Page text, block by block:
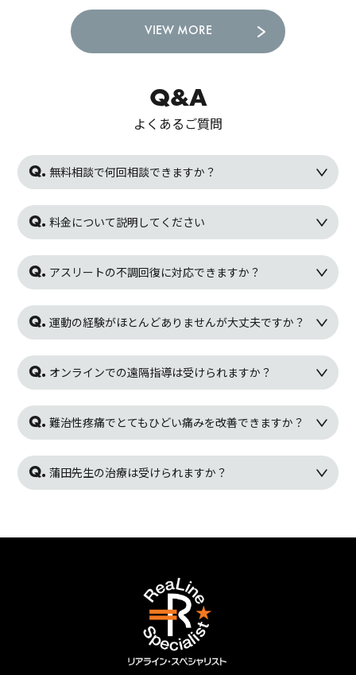
VIEW MORE
Q&A
よくあるご質問
無料相談で何回相談できますか？
料金について説明してください
アスリートの不調回復に対応できますか？
運動の経験がほとんどありませんが大丈夫ですか？
オンラインでの遠隔指導は受けられますか？
難治性疼痛でとてもひどい痛みを改善できますか？
蒲田先生の治療は受けられますか？